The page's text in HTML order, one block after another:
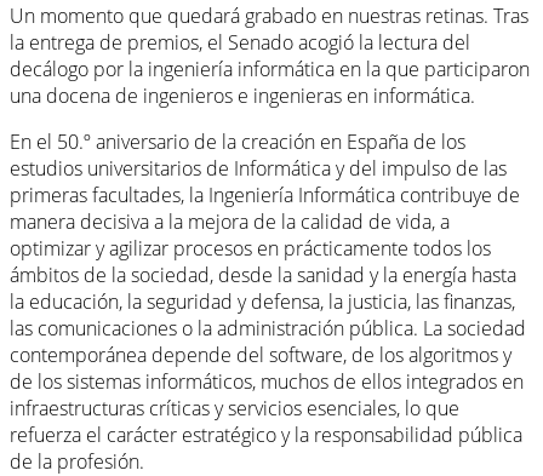
Un momento que quedará grabado en nuestras retinas. Tras
la entrega de premios, el Senado acogió la lectura del
decálogo por la ingeniería informática en la que participaron
una docena de ingenieros e ingenieras en informática.
En el 50.º aniversario de la creación en España de los
estudios universitarios de Informática y del impulso de las
primeras facultades, la Ingeniería Informática contribuye de
manera decisiva a la mejora de la calidad de vida, a
optimizar y agilizar procesos en prácticamente todos los
ámbitos de la sociedad, desde la sanidad y la energía hasta
la educación, la seguridad y defensa, la justicia, las finanzas,
las comunicaciones o la administración pública. La sociedad
contemporánea depende del software, de los algoritmos y
de los sistemas informáticos, muchos de ellos integrados en
infraestructuras críticas y servicios esenciales, lo que
refuerza el carácter estratégico y la responsabilidad pública
de la profesión.